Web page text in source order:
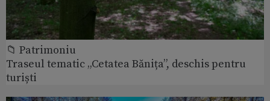
📁 Patrimoniu
Traseul tematic „Cetatea Bănița”, deschis pentru
turiști